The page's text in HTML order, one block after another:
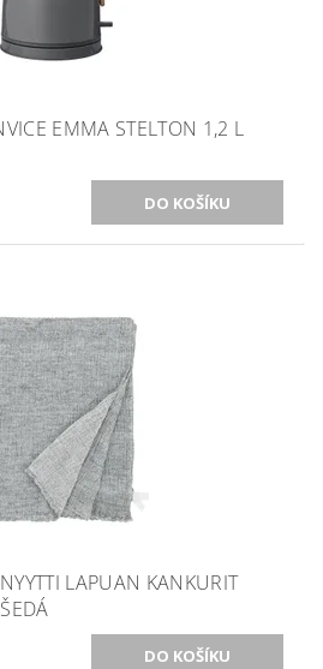
EMMA STELTON 1,2 L
LAPUAN KANKURIT